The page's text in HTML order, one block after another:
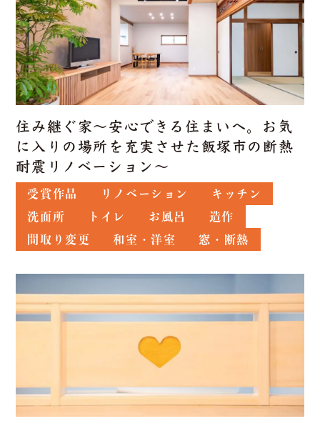
住み継ぐ家～安心できる住まいへ。お気
に入りの場所を充実させた飯塚市の断熱
耐震リノベーション～
受賞作品 リノベーション
キッチン
洗面所
トイレ お風呂
造作
間取り変更
和室・洋室 窓・断熱